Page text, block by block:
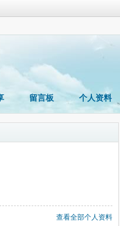
留言板 个人资料
查看全部个人资料